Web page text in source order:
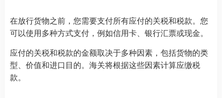
在放行货物之前，您需要支付所有应付的关税和税款。您
可以使用多种方式支付，例如信用卡、银行汇票或现金。
应付的关税和税款的金额取决于多种因素，包括货物的类
型、价值和进口目的。海关将根据这些因素计算应缴税
款。